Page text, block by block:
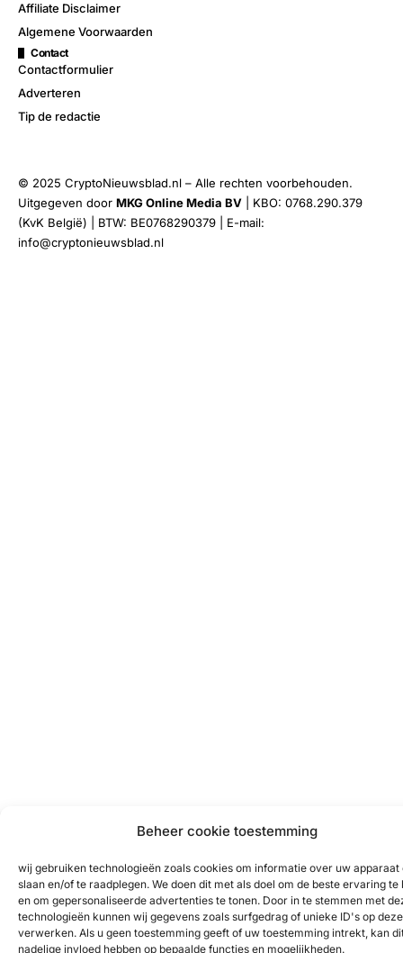
Beheer cookie toestemming
wij gebruiken technologieën zoals cookies om informatie over uw apparaat
slaan en/of te raadplegen. We doen dit met als doel om de beste ervaring te
en om gepersonaliseerde advertenties te tonen. Door in te stemmen met
technologieën kunnen wij gegevens zoals surfgedrag of unieke ID's op
verwerken. Als u geen toestemming geeft of uw toestemming intrekt, kan
nadelige invloed hebben op bepaalde functies en mogelijkheden.
Affiliate Disclaimer
Algemene Voorwaarden
Contact
Contactformulier
Adverteren
Tip de redactie
© 2025 CryptoNieuwsblad.nl – Alle rechten voorbehouden.
Uitgegeven door MKG Online Media BV | KBO: 0768.290.379
(KvK België) | BTW: BE0768290379 | E-mail:
info@cryptonieuwsblad.nl